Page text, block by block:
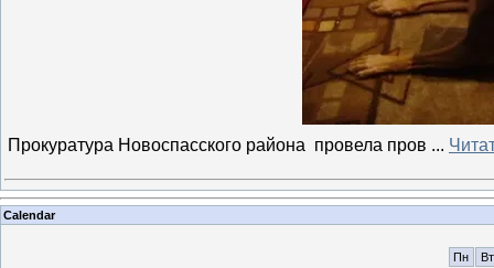
Прокуратура Новоспасского района провела пров ...
Calendar
Пн Вт